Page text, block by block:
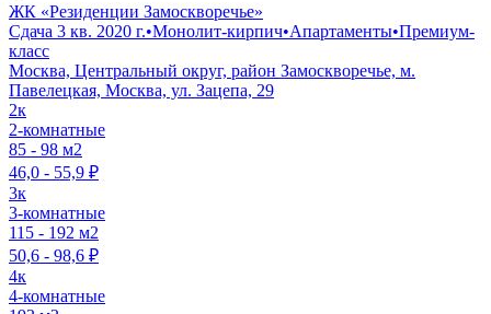
ЖК «Резиденции Замоскворечье»
Сдача 3 кв. 2020 г.•Монолит-кирпич•Апартаменты•Премиум-
класс
Москва, Центральный округ, район Замоскворечье, м.
Павелецкая, Москва, ул. Зацепа, 29
2к
2-комнатные
85 - 98 м2
46,0 - 55,9 ₽
3к
3-комнатные
115 - 192 м2
50,6 - 98,6 ₽
4к
4-комнатные